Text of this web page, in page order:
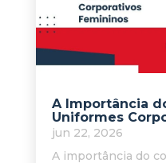
A Importância
Uniformes
jun 22, 2026
A importância do